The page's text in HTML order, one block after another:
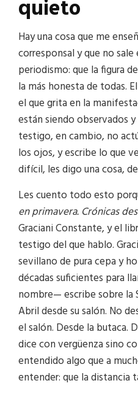
quieto
Hay una cosa que me
corresponsal y que no
periodismo: que la figura
la más honesta de todas.
el que grita en la
están siendo observados
testigo, en cambio, no
los ojos, y escribe lo que
difícil, les digo una cosa,
Les cuento todo esto
en primavera. Crónicas
Graciani Constante, y el
testigo del que hablo.
sevillano de pura cepa y
décadas suficientes para
nombre— escribe sobre la
Abril desde su salón. No
el salón. Desde la butaca.
dice con vergüenza sino
entendido algo que a
entender: que la distancia